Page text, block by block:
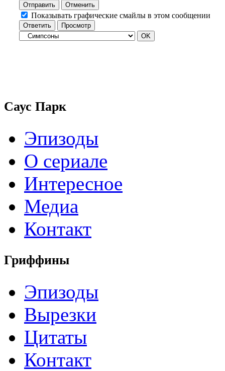
Отправить Отменить
Показывать графические смайлы в этом сообщении
Саус Парк
Эпизоды
О сериале
Интересное
Медиа
Контакт
Гриффины
Эпизоды
Вырезки
Цитаты
Контакт